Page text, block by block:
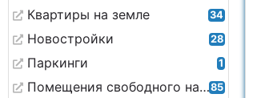
Квартиры на земле 34
Новостройки 28
Паркинги 1
Помещения свободного назначения85